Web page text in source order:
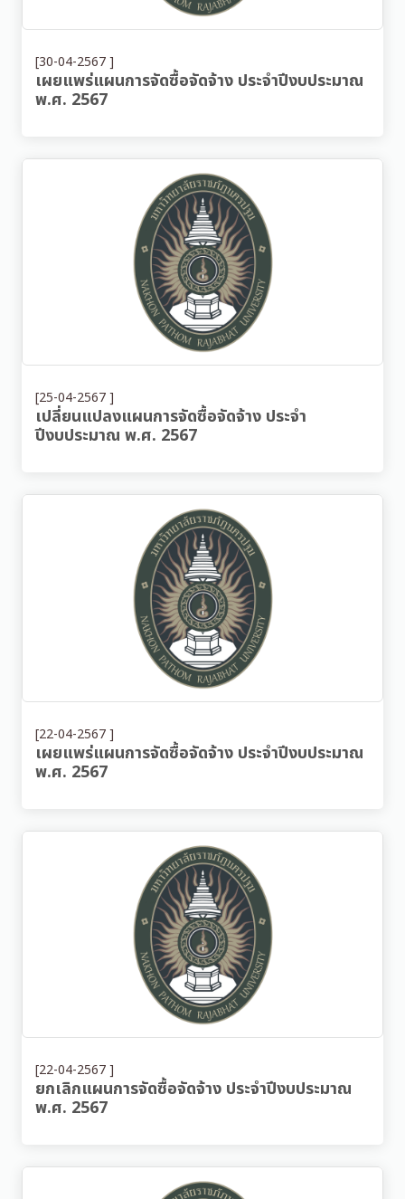
[30-04-2567 ]
เผยแพร่แผนการจัดซื้อจัดจ้าง ประจำปีงบประมาณ
พ.ศ. 2567
[25-04-2567 ]
เปลี่ยนแปลงแผนการจัดซื้อจัดจ้าง ประจำ
ปีงบประมาณ พ.ศ. 2567
[22-04-2567 ]
เผยแพร่แผนการจัดซื้อจัดจ้าง ประจำปีงบประมาณ
พ.ศ. 2567
[22-04-2567 ]
ยกเลิกแผนการจัดซื้อจัดจ้าง ประจำปีงบประมาณ
พ.ศ. 2567